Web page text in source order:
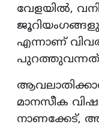
വേളയില്‍,
എന്നാണ്
മാനസീക
നാണക്കേട്,